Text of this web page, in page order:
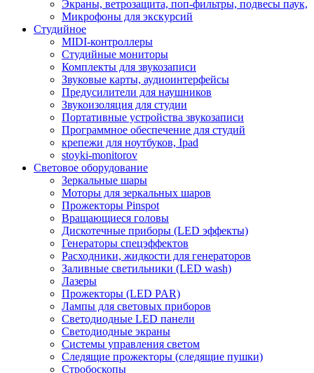
Экраны, ветрозащита, поп-фильтры, подвесы паук,
Микрофоны для экскурсий
Студийное
MIDI-контроллеры
Студийные мониторы
Комплекты для звукозаписи
Звуковые карты, аудиоинтерфейсы
Предусилители для наушников
Звукоизоляция для студии
Портативные устройства звукозаписи
Программное обеспечение для студий
крепежи для ноутбуков, Ipad
stoyki-monitorov
Световое оборудование
Зеркальные шары
Моторы для зеркальных шаров
Прожекторы Pinspot
Вращающиеся головы
Дискотечные приборы (LED эффекты)
Генераторы спецэффектов
Расходники, жидкости для генераторов
Заливные светильники (LED wash)
Лазеры
Прожекторы (LED PAR)
Лампы для световых приборов
Светодиодные LED панели
Светодиодные экраны
Системы управления светом
Следящие прожекторы (следящие пушки)
Стробоскопы